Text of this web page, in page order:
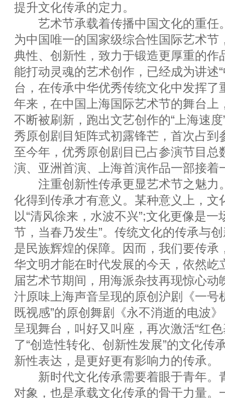
提升文化传承的定力。
艺术节承载着传播中国文化的重任
为中国唯一的国家级综合性国际艺术节
典性、创新性，致力于锻造更厚重的作
能打动灵魂的艺术创作，已经成为讲述
台，在传承中华优秀传统文化中发挥了
年来，在中国上海国际艺术节的舞台上
不断被刷新，跑出文艺创作的“上海速
秀原创剧目矩阵式初露锋芒，首次占到
至今年，优秀原创剧目已占参演节目总
演、亚洲首演、上海首演作品一部接着
注重创新性传承更显艺术节之魅力
化得到传承才有意义。某种意义上，文
以“清风徐来，水波不兴”;文化更像是一
节，当春乃发生”。传统文化的传承与
是民族辉煌的保障。因而，我们要传承
华文明才能在时代发展的今天，依然屹
届艺术节期间，用海派杂技再现惊心动
汁原味上海声音呈现的原创沪剧《一号
既视感”的原创舞剧《永不消逝的电波
呈现舞台，叫好又叫座，再次激活“红
了“创造性转化、创新性发展”的文化传
新性表达，是更好更有影响力的传承。
新时代文化传承需要着眼于青年。
对象，也是承载文化传承的骨干力量。